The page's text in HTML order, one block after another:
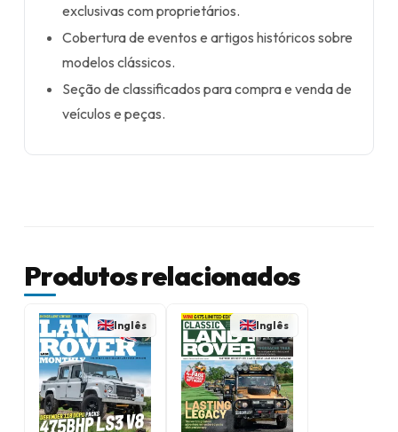
exclusivas com proprietários.
Cobertura de eventos e artigos históricos sobre
modelos clássicos.
Seção de classificados para compra e venda de
veículos e peças.
Produtos relacionados
Inglês Inglês